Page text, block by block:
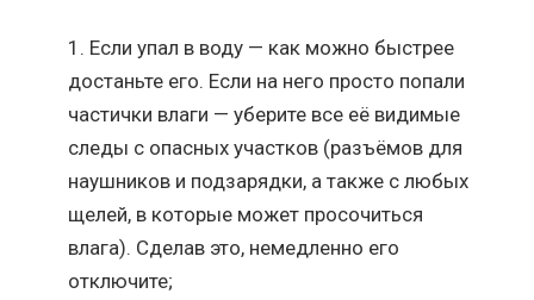
Если упал в воду — как можно быстрее
достаньте его. Если на него просто попали
частички влаги — уберите все её видимые
следы с опасных участков (разъёмов для
наушников и подзарядки, а также с любых
щелей, в которые может просочиться
влага). Сделав это, немедленно его
отключите;